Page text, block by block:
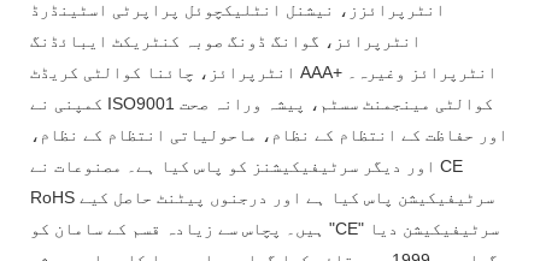
انٹرپرائزز، نیشنل انٹلیکچوئل پراپرٹی اسٹینڈرڈ
انٹرپرائز، گوانگ ڈونگ صوبہ کنٹریکٹ ایبائڈنگ
انٹرپرائز، چائنا کوالٹی کریڈٹ AAA+ انٹرپرائز وغیرہ۔
کمپنی نے ISO9001 کوالٹی مینجمنٹ سسٹم، پیشہ ورانہ صحت
اور حفاظت کے انتظام کے نظام، ماحولیاتی انتظام کے نظام،
اور دیگر سرٹیفیکیشنز کو پاس کیا ہے۔ مصنوعات نے CE
RoHS سرٹیفیکیشن پاس کیا ہے اور درجنوں پیٹنٹ حاصل کیے
ہیں۔ پچاس سے زیادہ قسم کے سامان کو "CE" سرٹیفیکیشن دیا